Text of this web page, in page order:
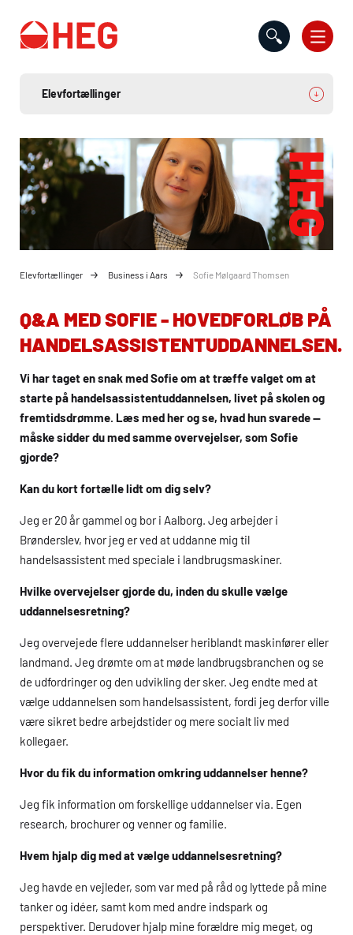
Elevfortællinger Business i Aars Sofie Mølgaard Thomsen
Q&A MED SOFIE - HOVEDFORLØB PÅ
HANDELSASSISTENTUDDANNELSEN.
Vi har taget en snak med Sofie om at træffe valget om at
starte på handelsassistentuddannelsen, livet på skolen og
fremtidsdrømme. Læs med her og se, hvad hun svarede —
måske sidder du med samme overvejelser, som Sofie
gjorde?
Kan du kort fortælle lidt om dig selv?
Jeg er 20 år gammel og bor i Aalborg. Jeg arbejder i
Brønderslev, hvor jeg er ved at uddanne mig til
handelsassistent med speciale i landbrugsmaskiner.
Hvilke overvejelser gjorde du, inden du skulle vælge
uddannelsesretning?
Jeg overvejede flere uddannelser heriblandt maskinfører eller
landmand. Jeg drømte om at møde landbrugsbranchen og se
de udfordringer og den udvikling der sker. Jeg endte med at
vælge uddannelsen som handelsassistent, fordi jeg derfor ville
være sikret bedre arbejdstider og mere socialt liv med
kollegaer.
Hvor du fik du information omkring uddannelser henne?
Jeg fik information om forskellige uddannelser via. Egen
research, brochurer og venner og familie.
Hvem hjalp dig med at vælge uddannelsesretning?
Jeg havde en vejleder, som var med på råd og lyttede på mine
tanker og idéer, samt kom med andre indspark og
perspektiver. Derudover hjalp mine forældre mig meget, og